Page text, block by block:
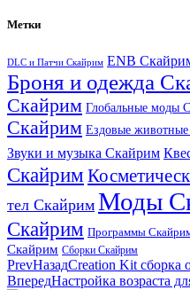
Метки
DLC и Патчи Скайрим ENB
Броня и одежда
Скайрим Глобальные моды
Скайрим Ездовые
Звуки и музыка Скайрим
Скайрим
тел Скайрим Моды
Скайрим Программы
Скайрим Сборки Скайрим
PrevНазадCreation Kit сборка
ВпередНастройка возраста